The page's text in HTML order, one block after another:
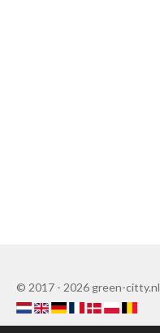
© 2017 - 2026 green-citty.nl